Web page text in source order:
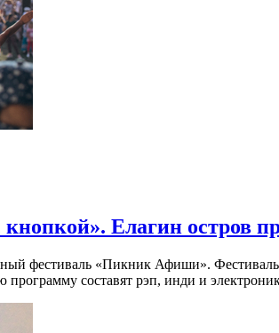
Елагин остров
фестиваль «Пикник Афиши». Фестиваль
составят рэп, инди и